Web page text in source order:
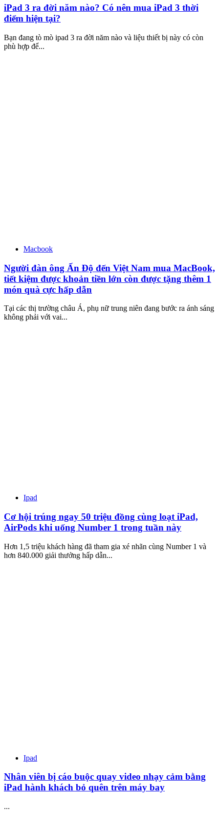
iPad 3 ra đời năm nào? Có nên mua iPad 3 thời
điểm hiện tại?
Bạn đang tò mò ipad 3 ra đời năm nào và liệu thiết bị này có còn
phù hợp để...
Macbook
Người đàn ông Ấn Độ đến Việt Nam mua MacBook,
tiết kiệm được khoản tiền lớn còn được tặng thêm 1
món quà cực hấp dẫn
Tại các thị trường châu Á, phụ nữ trung niên đang bước ra ánh sáng
không phải với vai...
Ipad
Cơ hội trúng ngay 50 triệu đồng cùng loạt iPad,
AirPods khi uống Number 1 trong tuần này
Hơn 1,5 triệu khách hàng đã tham gia xé nhãn cùng Number 1 và
hơn 840.000 giải thưởng hấp dẫn...
Ipad
Nhân viên bị cáo buộc quay video nhạy cảm bằng
iPad hành khách bỏ quên trên máy bay
...